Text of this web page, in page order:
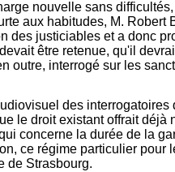
nouvelle sans
aux habitudes, M.
des justiciables et a donc
être retenue, qu'il
outre, interrogé sur les
des
le droit existant offrait
concerne la durée de la
ce régime particulier
de Strasbourg.